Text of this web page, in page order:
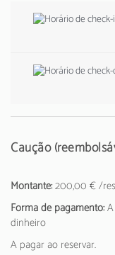
Caução
Montante:200,00 € /
Forma de pagamento:A
dinheiro
A pagar ao reservar.